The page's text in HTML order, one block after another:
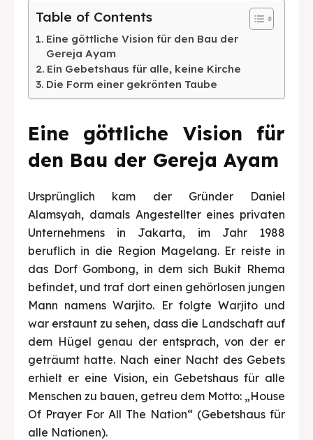
日本語 한국어
Table of Contents
Eine göttliche Vision für den Bau der
Gereja Ayam
Ein Gebetshaus für alle, keine Kirche
Die Form einer gekrönten Taube
Eine göttliche Vision für
den Bau der Gereja Ayam
Ursprünglich kam der Gründer Daniel
Alamsyah, damals Angestellter eines privaten
Unternehmens in Jakarta, im Jahr 1988
beruflich in die Region Magelang. Er reiste in
das Dorf Gombong, in dem sich Bukit Rhema
befindet, und traf dort einen gehörlosen jungen
Mann namens Warjito. Er folgte Warjito und
war erstaunt zu sehen, dass die Landschaft auf
dem Hügel genau der entsprach, von der er
geträumt hatte. Nach einer Nacht des Gebets
erhielt er eine Vision, ein Gebetshaus für alle
Menschen zu bauen, getreu dem Motto: „House
Of Prayer For All The Nation“ (Gebetshaus für
alle Nationen).